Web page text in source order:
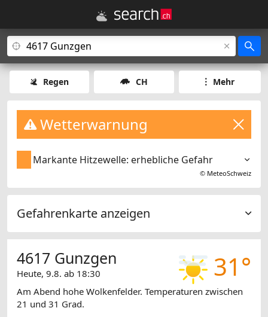
Regen CH Mehr
Wetterwarnung
Markante Hitzewelle: erhebliche Gefahr
© MeteoSchweiz
Gefahrenkarte anzeigen
31°
4617 Gunzgen
Heute, 9.8. ab 18:30
Am Abend hohe Wolkenfelder. Temperaturen zwischen
21 und 31 Grad.